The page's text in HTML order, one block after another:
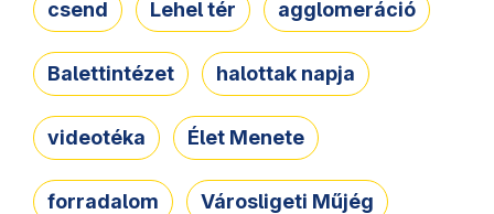
csend Lehel tér agglomeráció
Balettintézet halottak napja
videotéka Élet Menete
forradalom Városligeti Műjég